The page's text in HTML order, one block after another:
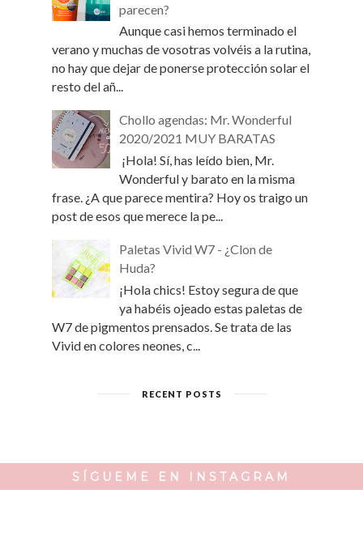
parecen?
Aunque casi hemos terminado el
verano y muchas de vosotras volvéis a la rutina,
no hay que dejar de ponerse protección solar el
resto del añ...
Chollo agendas: Mr. Wonderful
2020/2021 MUY BARATAS
¡Hola! Sí, has leído bien, Mr.
Wonderful y barato en la misma
frase. ¿A que parece mentira? Hoy os traigo un
post de esos que merece la pe...
Paletas Vivid W7 - ¿Clon de
Huda?
¡Hola chics! Estoy segura de que
ya habéis ojeado estas paletas de
W7 de pigmentos prensados. Se trata de las
Vivid en colores neones, c...
RECENT POSTS
SÍGUEME EN INSTAGRAM